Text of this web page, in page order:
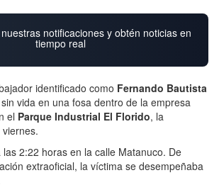
notificaciones y obtén noticias en
tiempo real
identificado como Fernando Bautista
vida en una fosa dentro de la empresa
el Parque Industrial El Florido, la
2:22 horas en la calle Matanuco. De
extraoficial, la víctima se desempeñaba